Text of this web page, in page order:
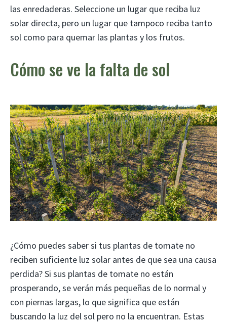
las enredaderas. Seleccione un lugar que reciba luz
solar directa, pero un lugar que tampoco reciba tanto
sol como para quemar las plantas y los frutos.
Cómo se ve la falta de sol
¿Cómo puedes saber si tus plantas de tomate no
reciben suficiente luz solar antes de que sea una causa
perdida? Si sus plantas de tomate no están
prosperando, se verán más pequeñas de lo normal y
con piernas largas, lo que significa que están
buscando la luz del sol pero no la encuentran. Estas